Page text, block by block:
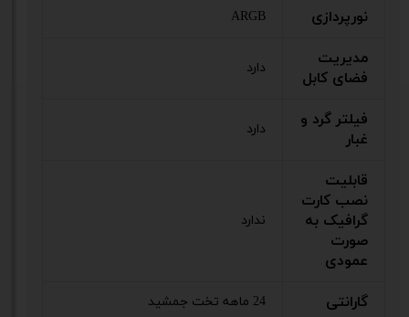
نور‌پردازی ARGB
مدیریت
فضای کابل
دارد
فیلتر گرد و
غبار
دارد
قابلیت
نصب کارت
گرافیک به
صورت
عمودی
ندارد
گارانتی 24 ماهه تخت جمشید